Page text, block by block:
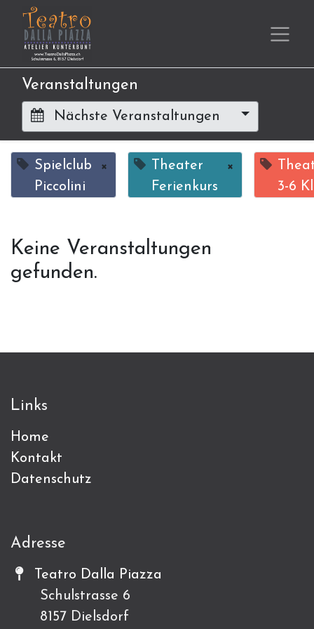
Veranstaltungen
Nächste Veranstaltungen
Spielclub
Piccolini
×
Theater
Ferienkurs
×
3-6
Keine Veranstaltungen
gefunden.
Links
Home
Kontakt
Datenschutz
Adresse
Teatro Dalla Piazza
Schulstrasse 6
8157 Dielsdorf